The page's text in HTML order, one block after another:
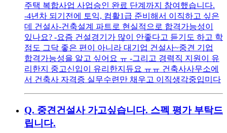
주택 복합사업 사업승인 완료 단계까지 참여했습니다.
-4년차 되기전에 토익, 컴활1급 준비해서 이직하고 싶은
데 건설사-건축설계 파트로 현실적으로 합격가능성이
있나요? -요즘 건설경기가 많이 안좋다고 듣기도 하고 학
점도 그닥 좋은 편이 아니라 대기업 건설사~중견 기업
합격가능성을 알고 싶어요 ㅠ -그리고 경력직 지원이 유
리한지 중고신입이 유리한지듀요 ㅠㅠ 건축사사무소에
서 건축사 자격증 실무수련만 채우고 이직생각중입미다
Q. 중견건설사 가고싶습니다. 스펙 평가 부탁드
립니다.